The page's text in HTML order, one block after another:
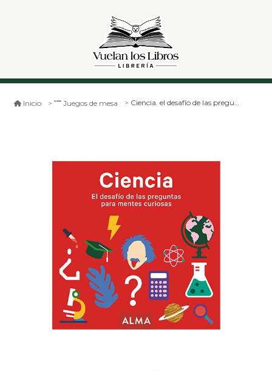
Inicio Juegos de mesa Ciencia. el desafío de las preguntas para mentes curiosas